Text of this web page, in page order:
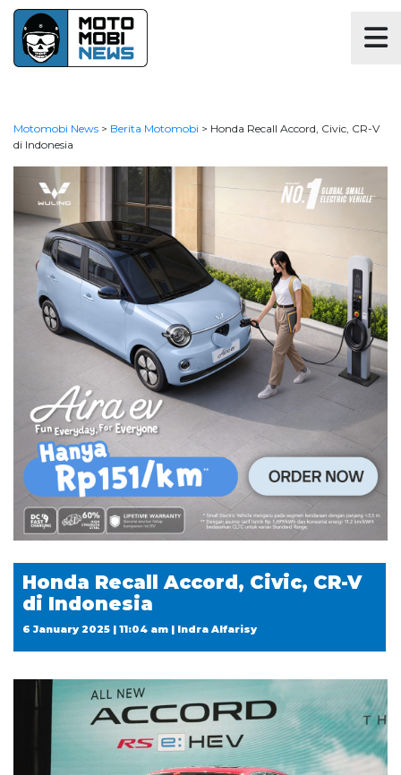
Motomobi News > Berita Motomobi > Honda Recall Accord, Civic, CR-V
di Indonesia
Honda Recall Accord, Civic, CR-V
di Indonesia
6 January 2025 | 11:04 am | Indra Alfarisy